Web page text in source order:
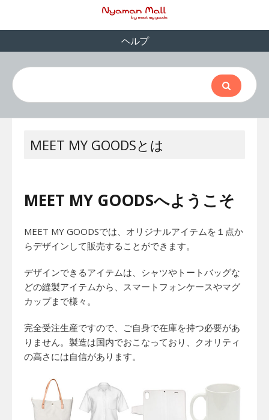
ヘルプ
MEET MY GOODSとは
MEET MY GOODSへようこそ
MEET MY GOODSでは、オリジナルアイテムを１点か
らデザインして販売することができます。
デザインできるアイテムは、シャツやトートバッグな
どの縫製アイテムから、スマートフォンケースやマグ
カップまで様々。
完全受注生産ですので、ご自身で在庫を持つ必要があ
りません。製造は国内でおこなっており、クオリティ
の高さには自信があります。